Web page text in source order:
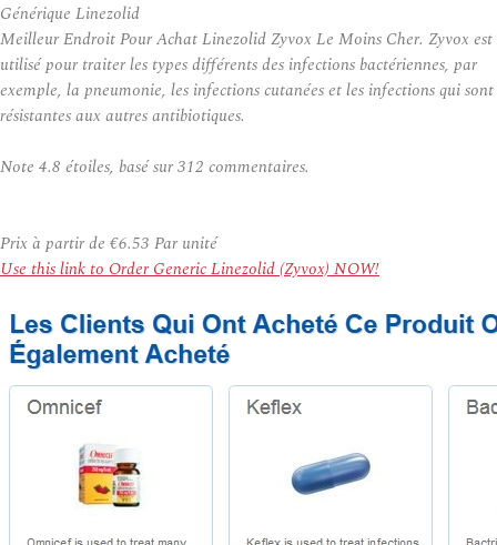
Générique Linezolid
Meilleur Endroit Pour Achat Linezolid Zyvox Le Moins Cher. Zyvox est
utilisé pour traiter les types différents des infections bactériennes, par
exemple, la pneumonie, les infections cutanées et les infections qui sont
résistantes aux autres antibiotiques.
Note 4.8 étoiles, basé sur312 commentaires.
Prix à partir de €6.53 Par unité
Use this link to Order Generic Linezolid (Zyvox) NOW!